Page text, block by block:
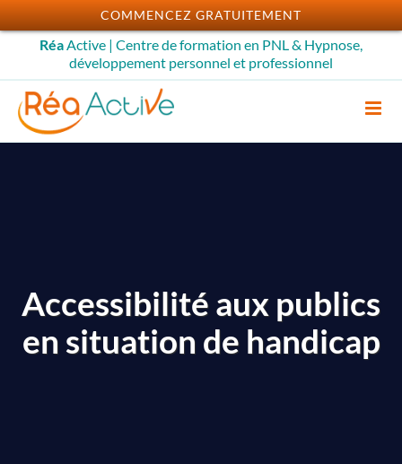
Passer
au
contenu
RéaActive | Centre de formation en PNL & Hypnose,
développement personnel et professionnel
Accessibilité aux publics
en situation de handicap
COMMENCEZ GRATUITEMENT